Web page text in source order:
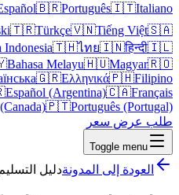
🇧🇷Português🇮🇹Italiano
🇹🇷Türkçe🇻🇳Tiếng Việt🇸🇦
Indonesia🇹🇭ไทย🇮🇳हिन्दी🇮🇱
Bahasa Melayu🇭🇺Magyar🇷🇴
🇬🇷Ελληνικά🇵🇭Filipino
Español (Argentina)🇨🇦Français
(Canada)🇵🇹Português (Portugal)
طلب عرض سعر
Toggle menu
العودة إلى المدونةدليل التسليم